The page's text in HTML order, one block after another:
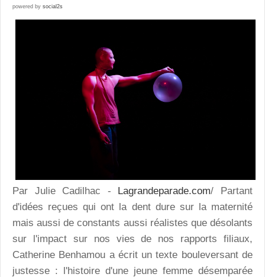
powered by social2s
Par Julie Cadilhac - Lagrandeparade.com/ Partant
d'idées reçues qui ont la dent dure sur la maternité
mais aussi de constants aussi réalistes que désolants
sur l'impact sur nos vies de nos rapports filiaux,
Catherine Benhamou a écrit un texte bouleversant de
justesse : l'histoire d'une jeune femme désemparée